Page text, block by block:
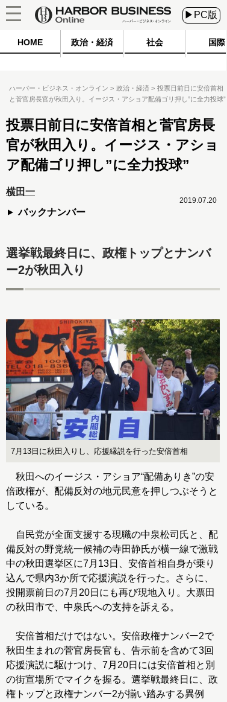
▶PC版
HOME 政治・経済 社会 国際
ハーバー・ビジネス・オンライン 政治・経済
投票日前日に安倍首相
と菅官房長官が秋田入り。イージス・アショア配備ゴリ押し”に全力投球”
投票日前日に安倍首相と菅官房長
官が秋田入り。イージス・アショ
ア配備ゴリ押し”に全力投球”
横田一
バックナンバー
2019.07.20
選挙戦最終日に、政権トップとナンバ
ー2が秋田入り
7月13日に秋田入りし、応援縁説を行った安倍首相
秋田へのイージス・アショア“配備ありき”の安
倍政権が、配備反対の地元民意を押しつぶそうと
している。
自民党が全面支援する現職の中泉松司氏と、配
備反対の野党統一候補の寺田静氏が横一線で激戦
中の秋田選挙区に7月13日、安倍首相自身が乗り
込んで県内3か所で応援演説を行った。さらに、
投開票前日の7月20日にも再び現地入り。大票田
の秋田市で、中泉氏への支持を訴える。
安倍首相だけではない。安倍政権ナンバー2で
秋田生まれの菅官房長官も、告示前を含めて3回
応援演説に駆けつけ、7月20日には安倍首相と別
の街宣場所でマイクを握る。選挙戦最終日に、政
権トップと政権ナンバー2が揃い踏みする異例